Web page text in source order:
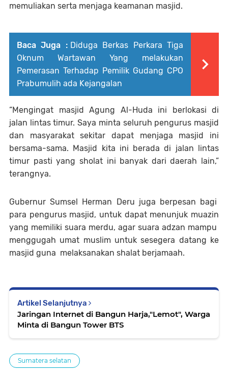
memuliakan serta menjaga keamanan masjid.
Baca Juga : Diduga Berkas Perkara Tiga
Oknum Wartawan Yang melakukan
Pemerasan Terhadap Pemilik Gudang CPO
Prabumulih ada Kejangalan
“Mengingat masjid Agung Al-Huda ini berlokasi di
jalan lintas timur. Saya minta seluruh pengurus masjid
dan masyarakat sekitar dapat menjaga masjid ini
bersama-sama. Masjid kita ini berada di jalan lintas
timur pasti yang sholat ini banyak dari daerah lain,”
terangnya.
Gubernur Sumsel Herman Deru juga berpesan bagi
para pengurus masjid, untuk dapat menunjuk muazin
yang memiliki suara merdu, agar suara adzan mampu
menggugah umat muslim untuk sesegera datang ke
masjid guna melaksanakan shalat berjamaah.
Artikel Selanjutnya
Jaringan Internet di Bangun Harja,"Lemot", Warga
Minta di Bangun Tower BTS
Sumatera selatan